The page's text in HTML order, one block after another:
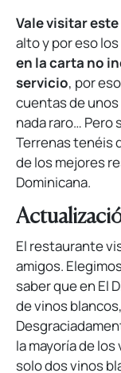
Vale visitar
alto y por eso
en la carta no
servicio, por
cuentas de
nada raro… Pero
Terrenas tenéis
de los mejores
Dominicana.
El restaurante
amigos.
saber que en El
de vinos
la mayoría de
solo dos vinos